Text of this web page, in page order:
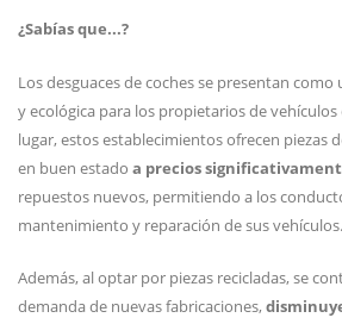
¿Sabías que...?
Los desguaces de coches se presentan
y ecológica para los propietarios de vehículos
lugar, estos establecimientos ofrecen piezas
en buen estado a precios
repuestos nuevos, permitiendo a los
mantenimiento y reparación de sus vehículos.
Además, al optar por piezas recicladas, se
demanda de nuevas fabricaciones,